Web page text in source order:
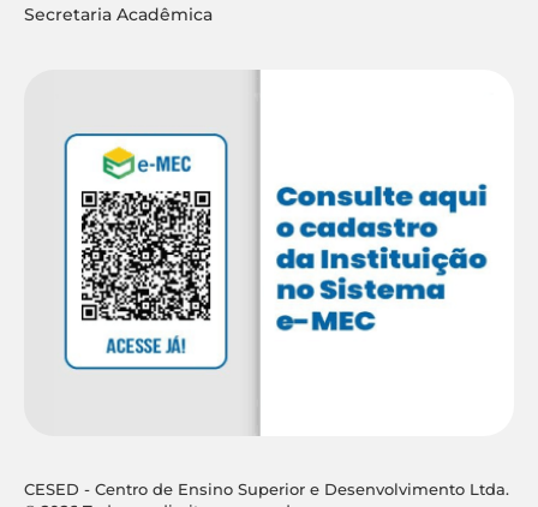
Secretaria Acadêmica
CESED - Centro de Ensino Superior e Desenvolvimento Ltda.